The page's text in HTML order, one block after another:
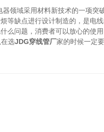
领域采用材料新技术的一项
缺点进行设计制造的，是电
么问题，消费者可以放心的
选JDG穿线管厂家的时候一定